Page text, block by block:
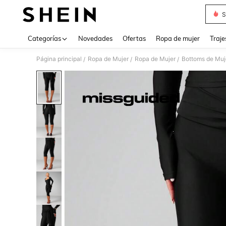
Categorías Novedades Ofertas Ropa de mujer
Página principal / Ropa de Mujer / Ropa de Mujer / Bottoms de